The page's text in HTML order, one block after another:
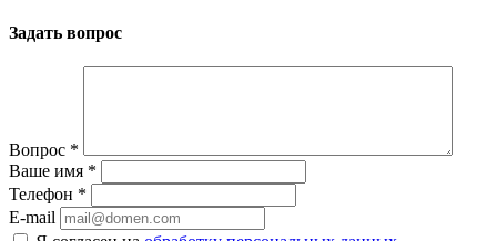
Задать вопрос
Вопрос *
Ваше имя *
Телефон *
E-mail